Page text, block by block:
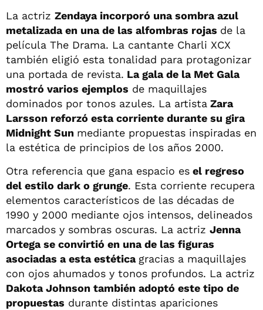
La actriz Zendaya incorporó una sombra azul
metalizada en una de las alfombras rojas de la
película The Drama. La cantante Charli XCX
también eligió esta tonalidad para protagonizar
una portada de revista. La gala de la Met Gala
mostró varios ejemplos de maquillajes
dominados por tonos azules. La artista Zara
Larsson reforzó esta corriente durante su gira
Midnight Sun mediante propuestas inspiradas en
la estética de principios de los años 2000.
Otra referencia que gana espacio es el regreso
del estilo dark o grunge. Esta corriente recupera
elementos característicos de las décadas de
1990 y 2000 mediante ojos intensos, delineados
marcados y sombras oscuras. La actriz Jenna
Ortega se convirtió en una de las figuras
asociadas a esta estética gracias a maquillajes
con ojos ahumados y tonos profundos. La actriz
Dakota Johnson también adoptó este tipo de
propuestas durante distintas apariciones